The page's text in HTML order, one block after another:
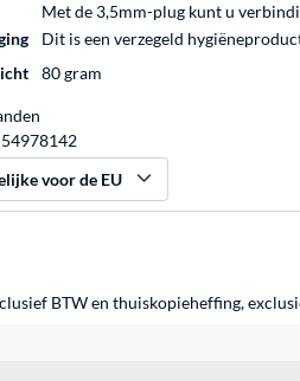
Met de 3,5mm-plug kunt u
Dit is een verzegeld
80 gram
54978142
voor de EU
BTW en thuiskopieheffing,